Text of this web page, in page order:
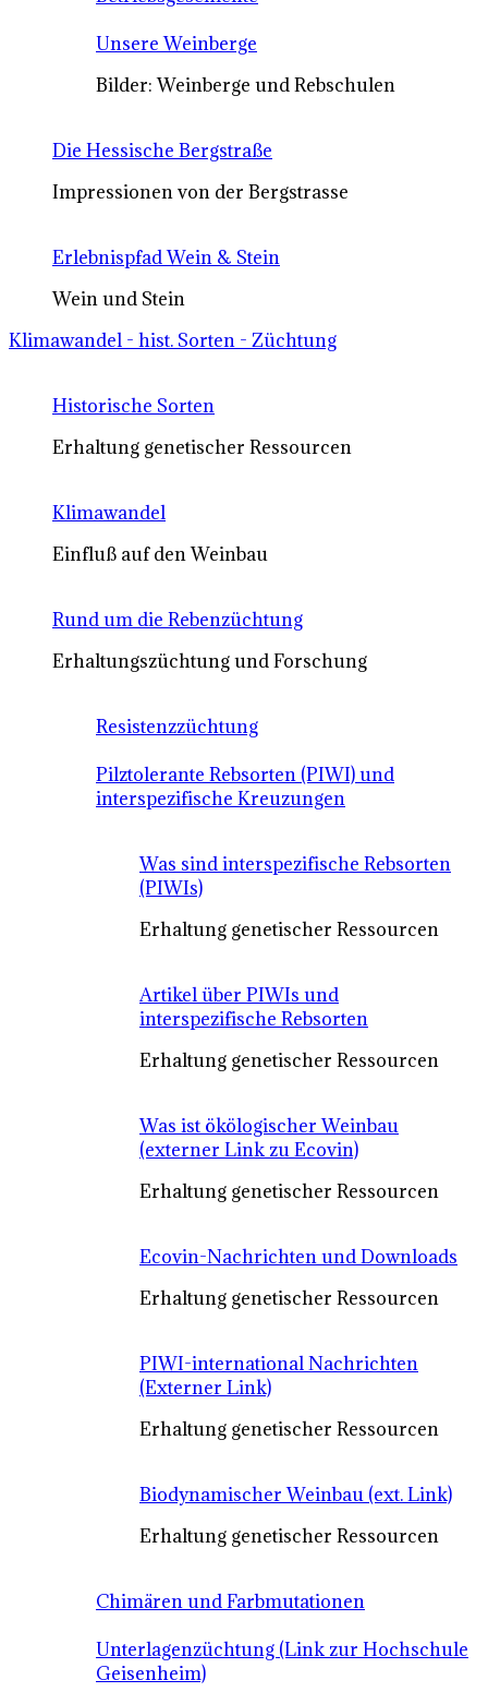
Unsere Weinberge
Bilder: Weinberge und Rebschulen
Die Hessische Bergstraße
Impressionen von der Bergstrasse
Erlebnispfad Wein & Stein
Wein und Stein
Klimawandel - hist. Sorten - Züchtung
Historische Sorten
Erhaltung genetischer Ressourcen
Klimawandel
Einfluß auf den Weinbau
Rund um die Rebenzüchtung
Erhaltungszüchtung und Forschung
Resistenzzüchtung
Pilztolerante Rebsorten (PIWI) und
interspezifische Kreuzungen
Was sind interspezifische Rebsorten
(PIWIs)
Erhaltung genetischer Ressourcen
Artikel über PIWIs und
interspezifische Rebsorten
Erhaltung genetischer Ressourcen
Was ist ökölogischer Weinbau
(externer Link zu Ecovin)
Erhaltung genetischer Ressourcen
Ecovin-Nachrichten und Downloads
Erhaltung genetischer Ressourcen
PIWI-international Nachrichten
(Externer Link)
Erhaltung genetischer Ressourcen
Biodynamischer Weinbau (ext. Link)
Erhaltung genetischer Ressourcen
Chimären und Farbmutationen
Unterlagenzüchtung (Link zur Hochschule
Geisenheim)